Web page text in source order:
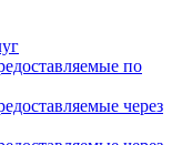
по
через